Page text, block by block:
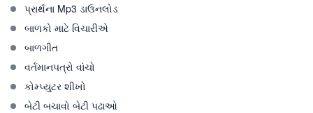
પ્રાર્થના Mp3 ડાઉનલોડ
બાળકો માટે વિચારીએ
બાળગીત
વર્તમાનપત્રો વાંચો
કોમ્પ્યુટર શીખો
બેટી બચાવો બેટી પઢાઓ